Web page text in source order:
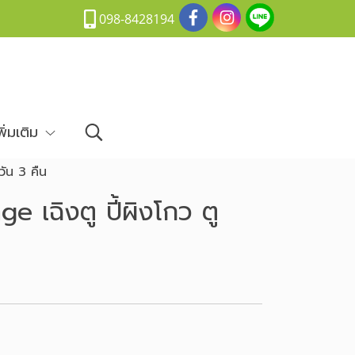
098-8428194
มเติม
น 3 คืน
เฉิงตู ปี้ผิงโกว ตู